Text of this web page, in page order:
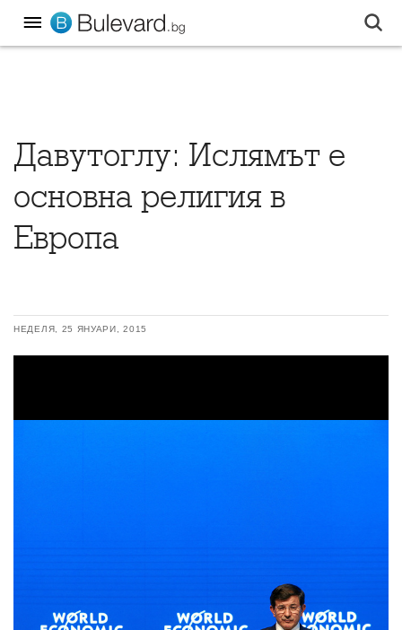
Давутоглу: Ислямът е
основна религия в
Европа
НЕДЕЛЯ, 25 ЯНУАРИ, 2015